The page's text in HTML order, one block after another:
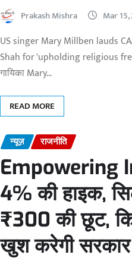
Prakash Mishra Mar
US singer Mary Millben lauds
Shah for 'upholding religious
गायिका Mary…
READ MORE
न्यूज़ राजनीति
Empowering
4% की हाइक,
₹300 की छूट,
खुश करेगी सरकार